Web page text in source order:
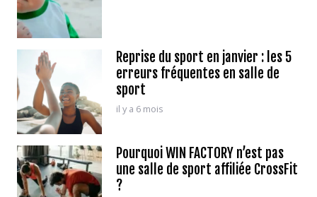
Reprise du sport en janvier : les 5
erreurs fréquentes en salle de
sport
il y a 6 mois
Pourquoi WIN FACTORY n’est pas
une salle de sport affiliée CrossFit
?